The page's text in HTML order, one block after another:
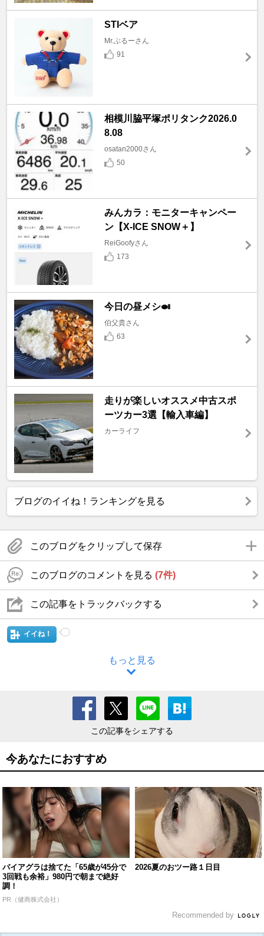
STIベア
Mr.ぶるーさん
91
相模川脇平塚ポリタンク2026.0
8.08
osatan2000さん
50
みんカラ：モニターキャンペー
ン【X-ICE SNOW＋】
ReiGoofyさん
173
今日の昼メシ🍛
伯父貴さん
63
走りが楽しいオススメ中古スポ
ーツカー3選【輸入車編】
カーライフ
ブログのイイね！ランキングを見る
このブログをクリップして保存
このブログのコメントを見る (7件)
この記事をトラックバックする
イイね！
もっと見る
この記事をシェアする
今あなたにおすすめ
バイアグラは捨てた「65歳が45分で
3回戦も余裕」980円で朝まで絶好
調！
PR（健商株式会社）
2026夏のおツー路１日目
Recommended by